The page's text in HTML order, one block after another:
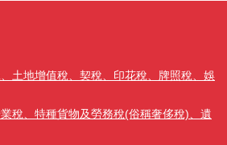
土地增值稅、契稅、印花稅、牌照稅、娛
稅、特種貨物及勞務稅(俗稱奢侈稅)、遺